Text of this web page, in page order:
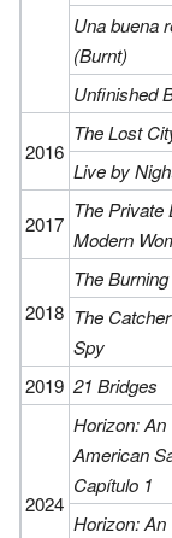
Una buena
(Burnt)
Unfinished
2016
The Lost
Live by
2017
The Private
Modern
2018
The
The
Spy
2019 21 Bridges
2024
Horizon: An
American
Capítulo 1
Horizon: An